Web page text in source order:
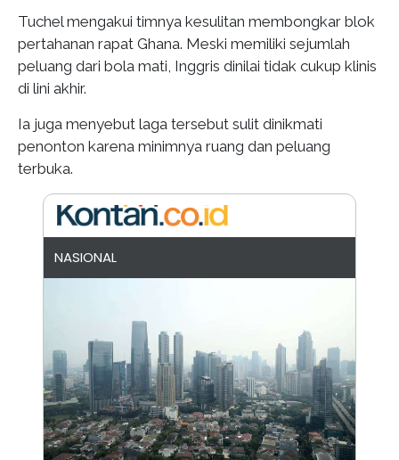
Tuchel mengakui timnya kesulitan membongkar blok
pertahanan rapat Ghana. Meski memiliki sejumlah
peluang dari bola mati, Inggris dinilai tidak cukup klinis
di lini akhir.
Ia juga menyebut laga tersebut sulit dinikmati
penonton karena minimnya ruang dan peluang
terbuka.
NASIONAL